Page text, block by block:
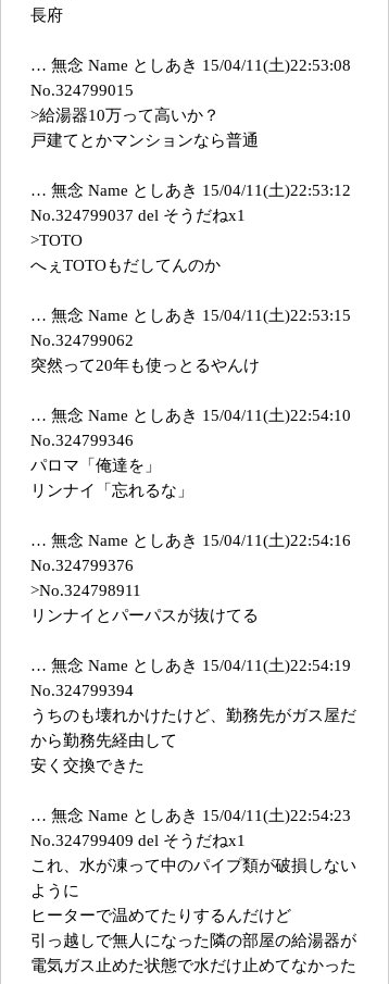
長府
… 無念 Name としあき 15/04/11(土)22:53:08
No.324799015
>給湯器10万って高いか？
戸建てとかマンションなら普通
… 無念 Name としあき 15/04/11(土)22:53:12
No.324799037 del そうだねx1
>TOTO
へぇTOTOもだしてんのか
… 無念 Name としあき 15/04/11(土)22:53:15
No.324799062
突然って20年も使っとるやんけ
… 無念 Name としあき 15/04/11(土)22:54:10
No.324799346
パロマ「俺達を」
リンナイ「忘れるな」
… 無念 Name としあき 15/04/11(土)22:54:16
No.324799376
>No.324798911
リンナイとパーパスが抜けてる
… 無念 Name としあき 15/04/11(土)22:54:19
No.324799394
うちのも壊れかけたけど、勤務先がガス屋だ
から勤務先経由して
安く交換できた
… 無念 Name としあき 15/04/11(土)22:54:23
No.324799409 del そうだねx1
これ、水が凍って中のパイプ類が破損しない
ように
ヒーターで温めてたりするんだけど
引っ越しで無人になった隣の部屋の給湯器が
電気ガス止めた状態で水だけ止めてなかった